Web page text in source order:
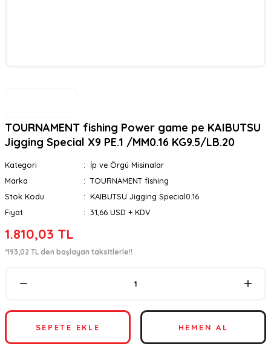
TOURNAMENT fishing Power game pe KAIBUTSU
Jigging Special X9 PE.1 /MM0.16 KG9.5/LB.20
Kategori
İp ve Örgü Misinalar
Marka
TOURNAMENT fishing
Stok Kodu
KAIBUTSU Jigging Special0.16
Fiyat
31,66 USD + KDV
1.810,03 TL
*193,02 TL den başlayan taksitlerle!!
SEPETE EKLE HEMEN AL